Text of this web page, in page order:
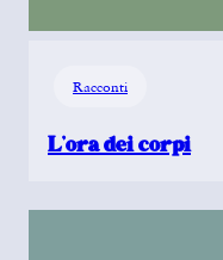
Racconti
L’ora dei corpi